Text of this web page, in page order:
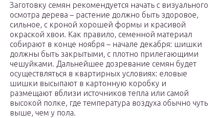
Заготовку семян рекомендуется начать с визуального
осмотра дерева – растение должно быть здоровое,
сильное, с кроной хорошей формы и красивой
окраской хвои. Как правило, семенной материал
собирают в конце ноября – начале декабря: шишки
должны быть закрытыми, с плотно прилегающими
чешуйками. Дальнейшее дозревание семян будет
осуществляться в квартирных условиях: еловые
шишки высыпают в картонную коробку и
размещают вблизи источников тепла или самой
высокой полке, где температура воздуха обычно чуть
выше, чем у пола.